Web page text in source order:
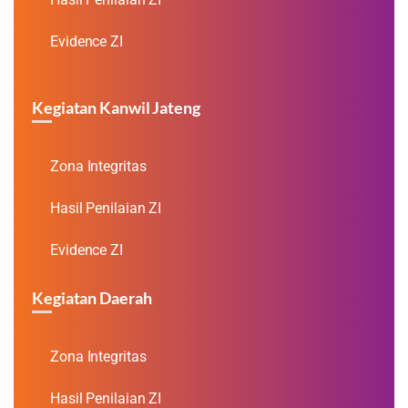
Evidence ZI
Kegiatan Kanwil Jateng
Zona Integritas
Hasil Penilaian ZI
Evidence ZI
Kegiatan Daerah
Zona Integritas
Hasil Penilaian ZI